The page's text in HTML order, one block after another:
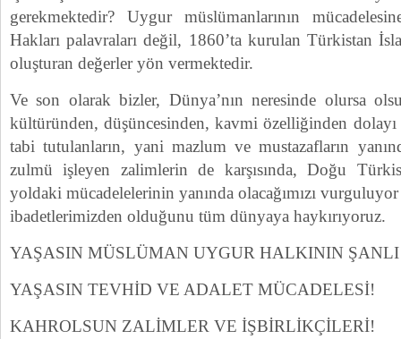
gerekmektedir? Uygur müslümanlarının
Hakları palavraları değil, 1860’ta kurulan Türkistan
oluşturan değerler yön vermektedir.
Ve son olarak bizler, Dünya’nın neresinde olursa
kültüründen, düşüncesinden, kavmi özelliğinden
tabi tutulanların, yani mazlum ve mustazafların
zulmü işleyen zalimlerin de karşısında, Doğu
yoldaki mücadelelerinin yanında olacağımızı
ibadetlerimizden olduğunu tüm dünyaya haykırıyoruz.
YAŞASIN MÜSLÜMAN UYGUR HALKININ
YAŞASIN TEVHİD VE ADALET MÜCADELESİ!
KAHROLSUN ZALİMLER VE İŞBİRLİKÇİLERİ!